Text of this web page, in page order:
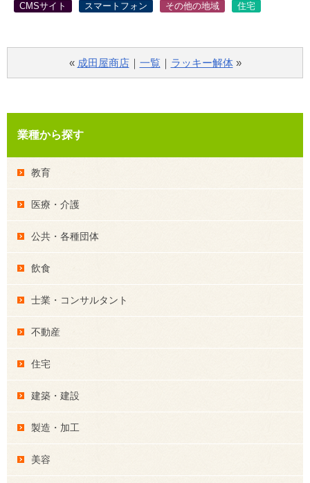
CMSサイト スマートフォン その他の地域 住宅
« 成田屋商店｜ 一覧 ｜ ラッキー解体»
業種から探す
教育
医療・介護
公共・各種団体
飲食
士業・コンサルタント
不動産
住宅
建築・建設
製造・加工
美容